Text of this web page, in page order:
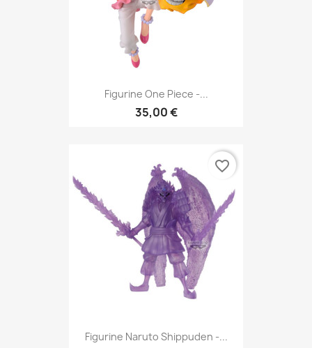
Figurine One Piece -...
35,00 €
Figurine Naruto Shippuden -...
favorite_border